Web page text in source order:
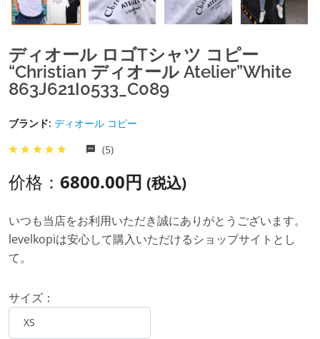
ディオール ロゴTシャツ コピー​
“Christian ディオール Atelier”White
863J621I0533_C089
ブランド: ディオール コピー
(5)
价格： 6800.00円 (税込)
いつも当店をお利用いただき誠にありがとうございます。
levelkopiは安心して購入いただけるショップサイトとし
て。
サイズ：